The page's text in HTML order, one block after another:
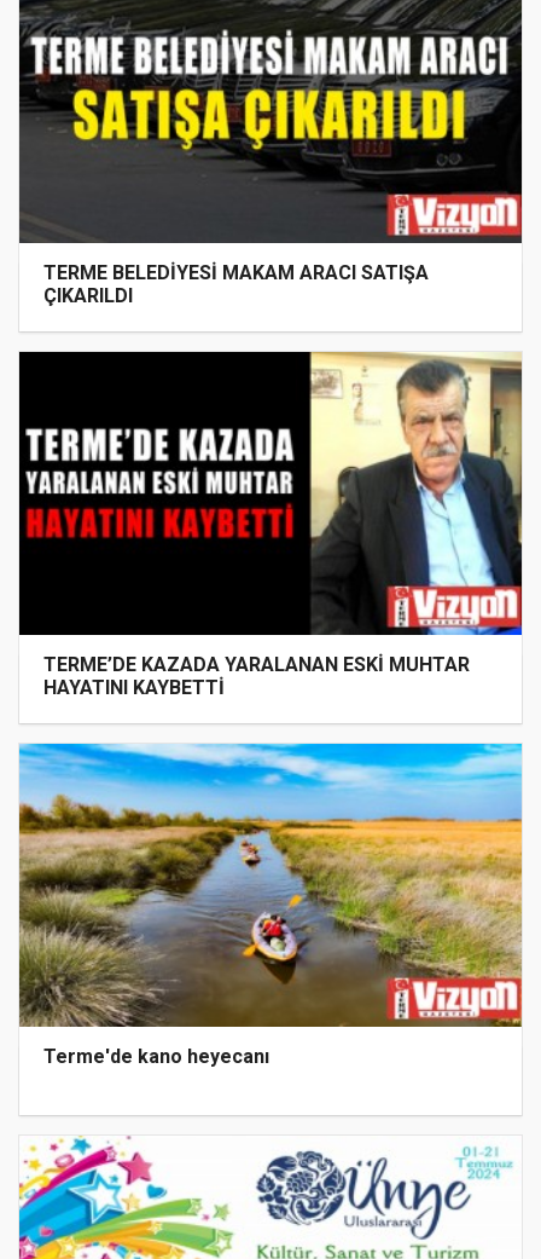
TERME BELEDİYESİ MAKAM ARACI SATIŞA
ÇIKARILDI
TERME’DE KAZADA YARALANAN ESKİ MUHTAR
HAYATINI KAYBETTİ
Terme'de kano heyecanı